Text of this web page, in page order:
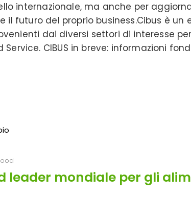
internazionale, ma anche per
futuro del proprio business.Cibus è un
dai diversi settori di interesse
Service. CIBUS in breve: informazioni
leader mondiale per gli